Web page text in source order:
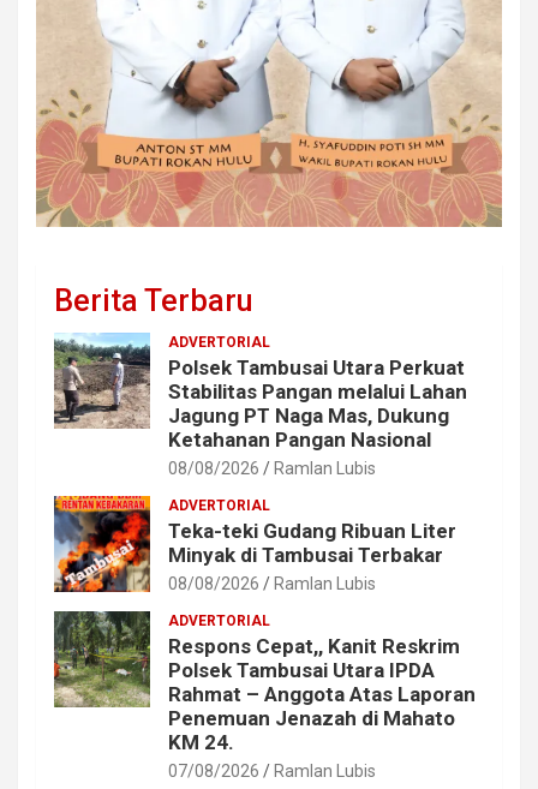
Berita Terbaru
ADVERTORIAL
Polsek Tambusai Utara Perkuat
Stabilitas Pangan melalui Lahan
Jagung PT Naga Mas, Dukung
Ketahanan Pangan Nasional
08/08/2026 Ramlan Lubis
ADVERTORIAL
Teka-teki Gudang Ribuan Liter
Minyak di Tambusai Terbakar
08/08/2026 Ramlan Lubis
ADVERTORIAL
Respons Cepat,, Kanit Reskrim
Polsek Tambusai Utara IPDA
Rahmat – Anggota Atas Laporan
Penemuan Jenazah di Mahato
KM 24.
07/08/2026 Ramlan Lubis